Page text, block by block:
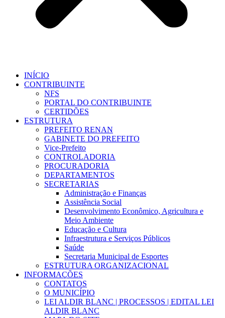
INÍCIO
CONTRIBUINTE
NFS
PORTAL DO CONTRIBUINTE
CERTIDÕES
ESTRUTURA
PREFEITO RENAN
GABINETE DO PREFEITO
Vice-Prefeito
CONTROLADORIA
PROCURADORIA
DEPARTAMENTOS
SECRETARIAS
Administração e Finanças
Assistência Social
Desenvolvimento Econômico, Agricultura e
Meio Ambiente
Educação e Cultura
Infraestrutura e Serviços Públicos
Saúde
Secretaria Municipal de Esportes
ESTRUTURA ORGANIZACIONAL
INFORMAÇÕES
CONTATOS
O MUNICÍPIO
LEI ALDIR BLANC | PROCESSOS | EDITAL LEI
ALDIR BLANC